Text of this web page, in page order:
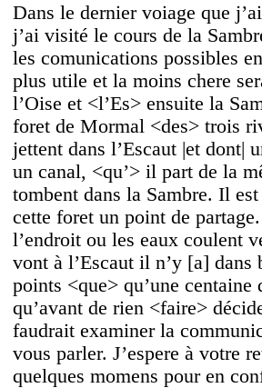
Dans le dernier voiage que
j’ai visité le cours de la
les comunications possibles
plus utile et la moins chere
l’Oise et <l’Es> ensuite la
foret de Mormal <des> trois
jettent dans l’Escaut |et dont|
un canal, <qu’> il part de la
tombent dans la Sambre. Il
cette foret un point de
l’endroit ou les eaux coulent
vont à l’Escaut il n’y [a] dans
points <que> qu’une centaine
qu’avant de rien <faire>
faudrait examiner la
vous parler. J’espere à votre
quelques momens pour en